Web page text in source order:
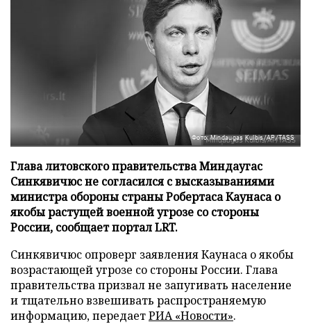
Фото: Mindaugas Kulbis/AP/TASS
Глава литовского правительства Миндаугас
Синкявичюс не согласился с высказываниями
министра обороны страны Робертаса Каунаса о
якобы растущей военной угрозе со стороны
России, сообщает портал LRT.
Синкявичюс опроверг заявления Каунаса о якобы
возрастающей угрозе со стороны России. Глава
правительства призвал не запугивать население
и тщательно взвешивать распространяемую
информацию, передаетРИА «Новости».